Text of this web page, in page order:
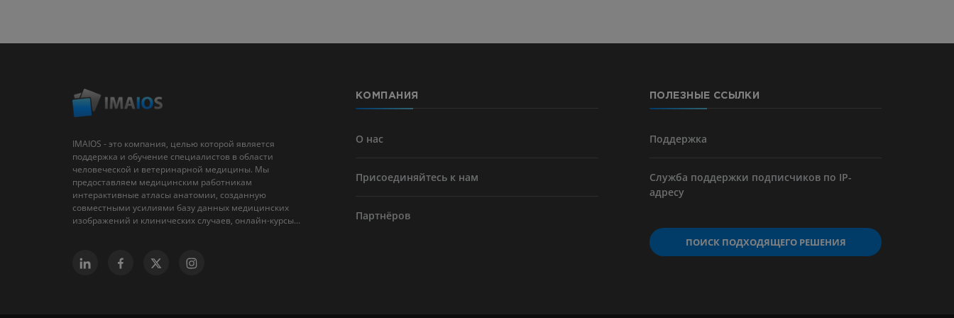
кости)
Ангиография артерий
IMAIOS - это компания, целью которой является
поддержка и обучение специалистов в области
человеческой и ветеринарной медицины. Мы
предоставляем медицинским работникам
интерактивные атласы анатомии, созданную
совместными усилиями базу данных медицинских
изображений и клинических случаев, онлайн-курсы...
КОМПАНИЯ
О нас
Присоединяйтесь к нам
Партнёров
ПОЛЕЗНЫЕ ССЫЛКИ
Поддержка
Служба поддержки подписчиков по IP-
адресу
ПОИСК ПОДХОДЯЩЕГО РЕШЕНИЯ